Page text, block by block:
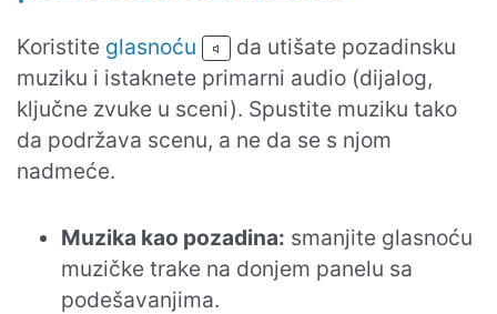
Koristite glasnoću
da utišate pozadinsku
muziku i istaknete primarni audio (dijalog,
ključne zvuke u sceni). Spustite muziku tako
da podržava scenu, a ne da se s njom
nadmeće.
Muzika kao pozadina: smanjite glasnoću
muzičke trake na donjem panelu sa
podešavanjima.